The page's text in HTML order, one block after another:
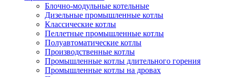
Блочно-модульные котельные
Дизельные промышленные котлы
Классические котлы
Пеллетные промышленные котлы
Полуавтоматические котлы
Производственные котлы
Промышленные котлы длительного горения
Промышленные котлы на дровах